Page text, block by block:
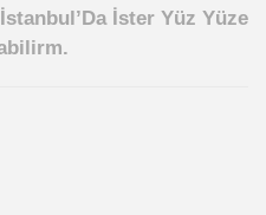
İster Yüz Yüze